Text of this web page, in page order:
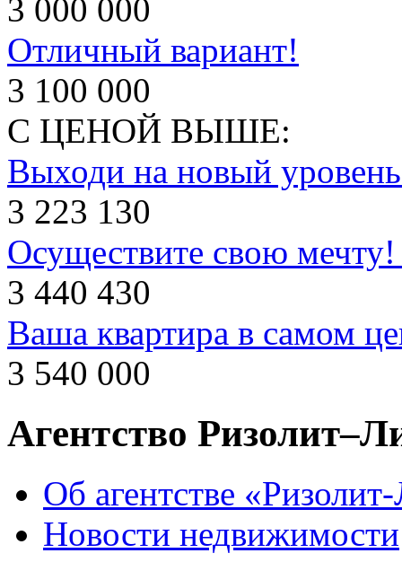
3 000 000
Отличный вариант!
3 100 000
С ЦЕНОЙ ВЫШЕ:
Выходи на новый
3 223 130
Осуществите свою
3 440 430
Ваша квартира в самом
3 540 000
Агентство
Об агентстве
Новости недвижимости